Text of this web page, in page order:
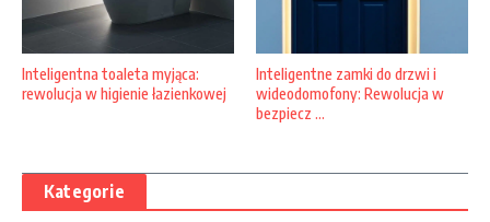
Inteligentna toaleta myjąca:
rewolucja w higienie łazienkowej
Inteligentne zamki do drzwi i
wideodomofony: Rewolucja w
bezpiecz ...
Kategorie